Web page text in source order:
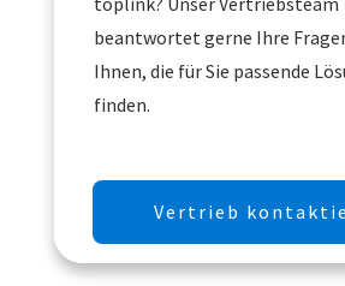
beantwortet gerne Ihre
Ihnen, die für Sie passende
finden.
Vertrieb